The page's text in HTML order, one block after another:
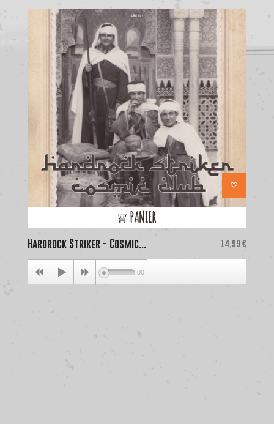
PANIER
Hardrock Striker - Cosmic... Price
14,99 €
00:00